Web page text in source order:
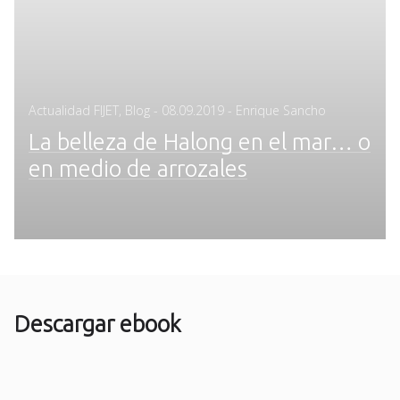
Actualidad FIJET Blog - Posted
08.09.2019 - Enrique Sancho
La belleza de Halong en el mar… o
en medio de arrozales
Descargar ebook